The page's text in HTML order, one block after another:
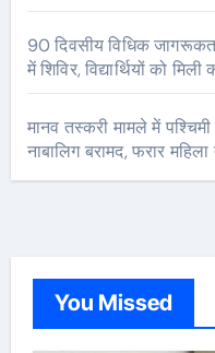
90 दिवसीय विधिक
में शिविर, विद्यार्थियों को
मानव तस्करी मामले में
नाबालिग बरामद, फरार
You Missed